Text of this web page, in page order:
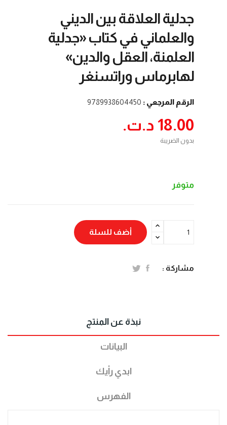
جدلية العلاقة بين الديني
والعلماني في كتاب «جدلية
العلمنة، العقل والدين»
لهابرماس وراتسنغر
الرقم المرجعي : 9789938604450
18.00 د.ت.‏
بدون الضريبة
متوفر
أضف للسلة
مشاركة :
نبذة عن المنتج
البيانات
ابدي رأيك
الفهرس